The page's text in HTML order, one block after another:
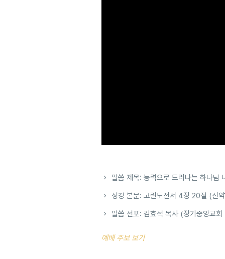
말씀 제목: 능력으로 드러나는 하나님
성경 본문: 고린도전서 4장 20절 (신
말씀 선포: 김효석 목사 (장기중앙교회
예배 주보 보기